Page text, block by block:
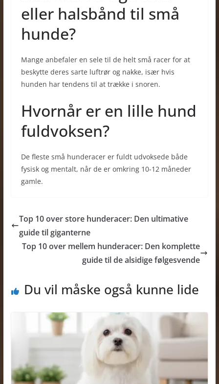
eller halsbånd til små
hunde?
Mange anbefaler en sele til de helt små racer for at
beskytte deres sarte luftrør og nakke, især hvis
hunden har tendens til at trække i snoren.
Hvornår er en lille hund
fuldvoksen?
De fleste små hunderacer er fuldt udvoksede både
fysisk og mentalt, når de er omkring 10-12 måneder
gamle.
Top 10 over store hunderacer: Den ultimative
guide til giganterne
Top 10 over mellem hunderacer: Den komplette
guide til de alsidige følgesvende
Du vil måske også kunne lide